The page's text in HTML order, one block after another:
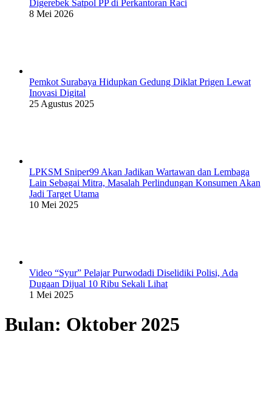
Digerebek Satpol PP di Perkantoran Raci
8 Mei 2026
Pemkot Surabaya Hidupkan Gedung Diklat Prigen Lewat
Inovasi Digital
25 Agustus 2025
LPKSM Sniper99 Akan Jadikan Wartawan dan Lembaga
Lain Sebagai Mitra, Masalah Perlindungan Konsumen Akan
Jadi Target Utama
10 Mei 2025
Video “Syur” Pelajar Purwodadi Diselidiki Polisi, Ada
Dugaan Dijual 10 Ribu Sekali Lihat
1 Mei 2025
Bulan: Oktober 2025